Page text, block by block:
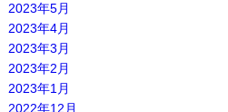
2023年5月
2023年4月
2023年3月
2023年2月
2023年1月
2022年12月